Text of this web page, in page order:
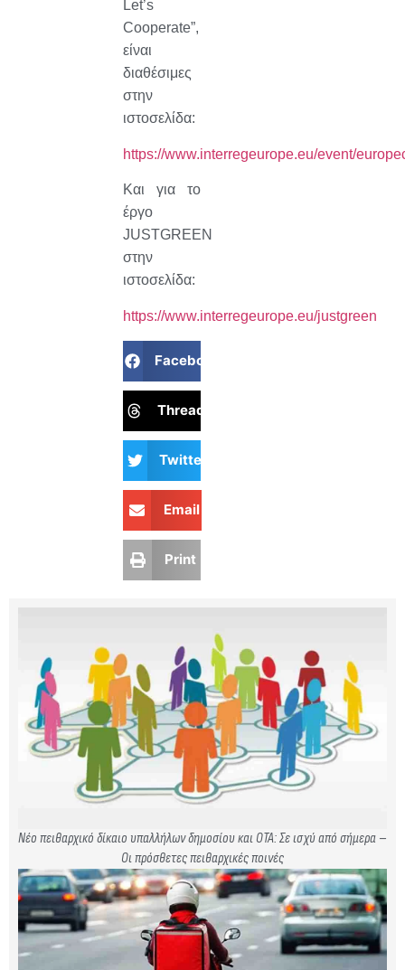
Let’s
Cooperate”,
είναι
διαθέσιμες
στην
ιστοσελίδα:
https://www.interregeurope.eu/event/
Και για το
έργο
JUSTGREEN
στην
ιστοσελίδα:
https://www.interregeurope.eu/justgreen
Facebook
Threads
Twitter
Email
Print
Νέο πειθαρχικό δίκαιο υπαλλήλων δημοσίου και ΟΤΑ: Σε ισχύ από σήμερα –
Οι πρόσθετες πειθαρχικές ποινές